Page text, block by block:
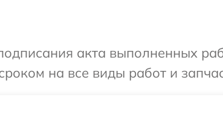
акта выполненных
на все виды работ и